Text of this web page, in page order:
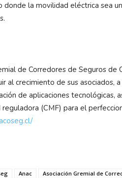
donde la movilidad eléctrica sea
de Corredores de Seguros de
al crecimiento de sus asociados,
de aplicaciones tecnológicas,
(CMF) para el
Anac
Asociación Gremial de